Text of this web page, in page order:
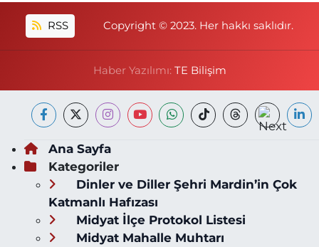
RSS Copyright © 2023. Her hakkı saklıdır.
Haber Yazılımı: TE Bilişim
Ana Sayfa
Kategoriler
Dinler ve Diller Şehri Mardin’in Çok
Katmanlı Hafızası
Midyat İlçe Protokol Listesi
Midyat Mahalle Muhtarı